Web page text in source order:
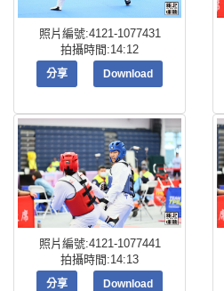
照片編號:4121-1077431
拍攝時間:14:12
分享 Download
照片編號:4121-1077441
拍攝時間:14:13
分享 Download